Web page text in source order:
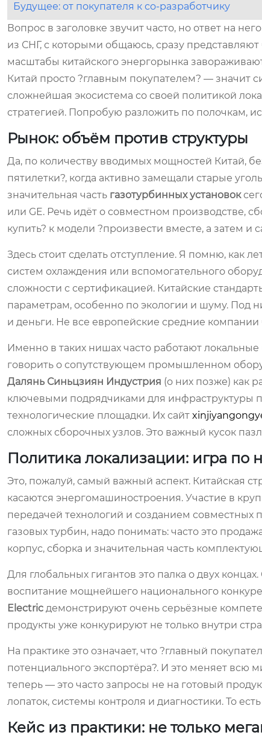
Будущее: от покупателя к со-разработчику
Вопрос в заголовке звучит часто, но ответ на
из СНГ, с которыми общаюсь, сразу
масштабы китайского энергорынка
Китай просто ?главным покупателем? — значит
сложнейшая экосистема со своей политикой
стратегией. Попробую разложить по полочкам,
Рынок: объём против структуры
Да, по количеству вводимых мощностей Китай,
пятилетки?, когда активно замещали старые
значительная часть газотурбинных установок
или GE. Речь идёт о совместном производстве,
купить? к модели ?произвести вместе, а затем и
Здесь стоит сделать отступление. Я помню, как
систем охлаждения или вспомогательного
сложности с сертификацией. Китайские
параметрам, особенно по экологии и шуму. Под
и деньги. Не все европейские средние компании
Именно в таких нишах часто работают
говорить о сопутствующем промышленном
Далянь Синьцзиян Индустрия (о них позже) как
ключевыми подрядчиками для инфраструктуры
технологические площадки. Их сайт
сложных сборочных узлов. Это важный кусок
Политика локализации: игра по
Это, пожалуй, самый важный аспект. Китайская
касаются энергомашиностроения. Участие в
передачей технологий и созданием совместных
газовых турбин, надо понимать: часто это
корпус, сборка и значительная часть
Для глобальных гигантов это палка о двух
воспитание мощнейшего национального
Electric демонстрируют очень серьёзные
продукты уже конкурируют не только внутри
На практике это означает, что ?главный
потенциального экспортёра?. И это меняет всю
теперь — это часто запросы не на готовый
лопаток, системы контроля и диагностики. То
Кейс из практики: не только